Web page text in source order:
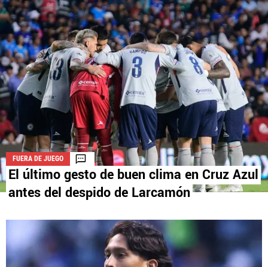
La aceptación de una de las ofertas presentadas en esta página
puede dar lugar a un pago aVamos Azul. Este pago puede influir en
cómo y dónde aparecen los operadores de juego en la página y en el
orden en que aparecen, pero no influye en nuestras evaluaciones.
FUERA DE JUEGO
El último gesto de buen clima en Cruz Azul
antes del despido de Larcamón